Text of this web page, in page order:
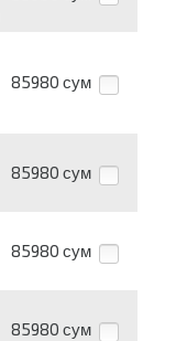
85980 сум
85980 сум
85980 сум
85980 сум